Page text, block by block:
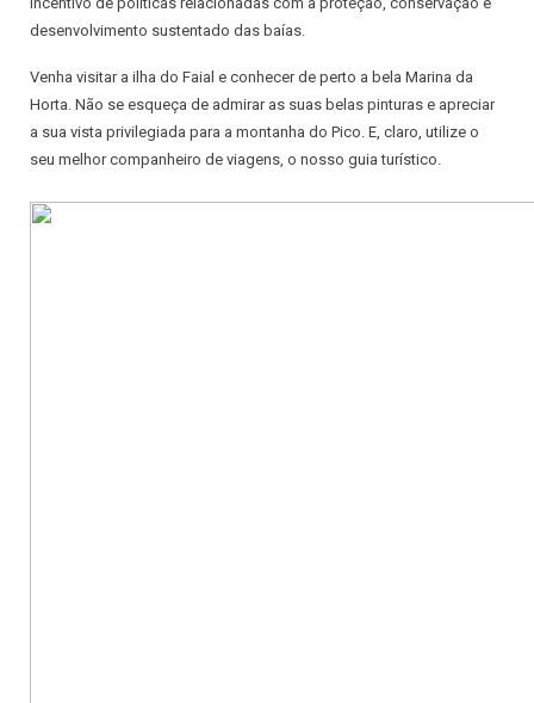
desenvolvimento sustentado das baías.
Venha visitar a ilha do Faial e conhecer de perto a bela Marina da
Horta. Não se esqueça de admirar as suas belas pinturas e apreciar
a sua vista privilegiada para a montanha do Pico. E, claro, utilize o
seu melhor companheiro de viagens, o nosso guia turístico.